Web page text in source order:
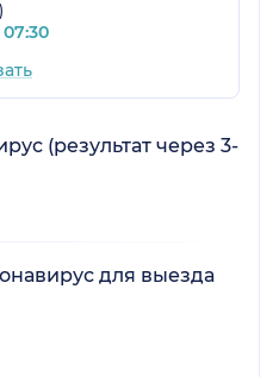
(результат через 3-
для выезда